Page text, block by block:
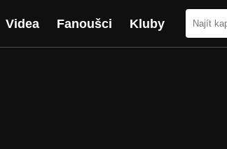
Videa Fanoušci Kluby